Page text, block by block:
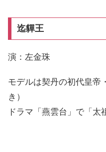
迄貚王
演：左金珠
モデルは契丹の初代皇帝
き）
ドラマ「燕雲台」で「太